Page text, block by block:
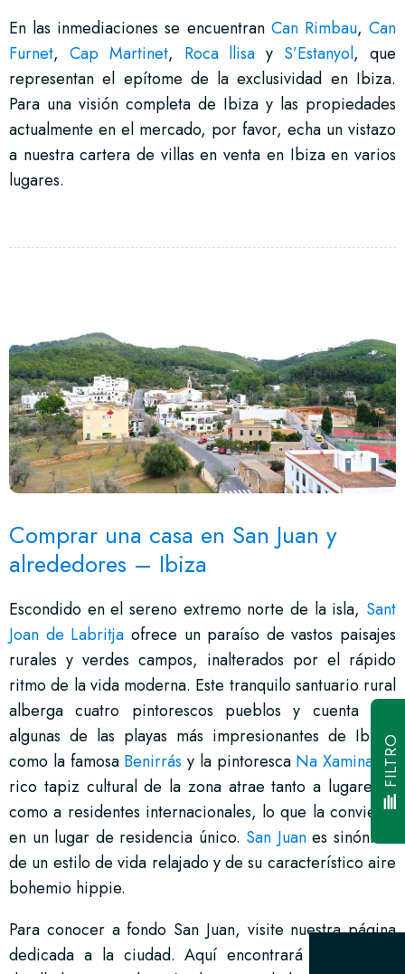
En las inmediaciones se encuentran Can Rimbau,Can
Furnet, Cap Martinet, Roca llisa y S’Estanyol, que
representan el epítome de la exclusividad en Ibiza.
Para una visión completa de Ibiza y las propiedades
actualmente en el mercado, por favor, echa un vistazo
a nuestra cartera de villas en venta en Ibiza en varios
lugares.
Comprar una casa en San Juan y
alrededores – Ibiza
Escondido en el sereno extremo norte de la isla, Sant
Joan de Labritja ofrece un paraíso de vastos paisajes
rurales y verdes campos, inalterados por el rápido
ritmo de la vida moderna. Este tranquilo santuario rural
alberga cuatro pintorescos pueblos y cuenta con
algunas de las playas más impresionantes de Ibiza,
como la famosa Benirrás y la pintoresca Na Xamina
. El
rico tapiz cultural de la zona atrae tanto a lugareños
como a residentes internacionales, lo que la convierte
en un lugar de residencia único. San Juanes sinónimo
de un estilo de vida relajado y de su característico aire
bohemio hippie.
Para conocer a fondo San Juan, visite nuestra página
dedicada a la ciudad. Aquí encontrará información
FILTRO